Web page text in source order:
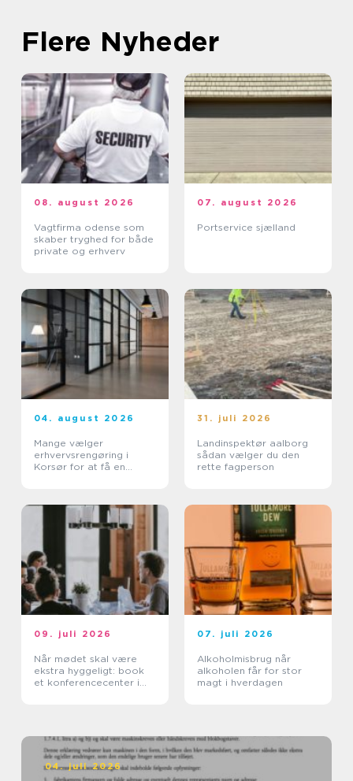
Flere Nyheder
08. august 2026
Vagtfirma odense som
skaber tryghed for både
private og erhverv
07. august 2026
Portservice sjælland
04. august 2026
Mange vælger
erhvervsrengøring i
Korsør for at få en
31. juli 2026
Landinspektør aalborg
sådan vælger du den
rette fagperson
09. juli 2026
Når mødet skal være
ekstra hyggeligt: book
et konferencecenter i
07. juli 2026
Alkoholmisbrug når
alkoholen får for stor
magt i hverdagen
04. juli 2026